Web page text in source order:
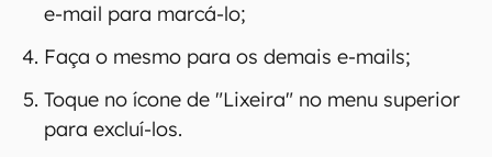
e-mail para marcá-lo;
Faça o mesmo para os demais e-mails;
Toque no ícone de "Lixeira" no menu superior
para excluí-los.